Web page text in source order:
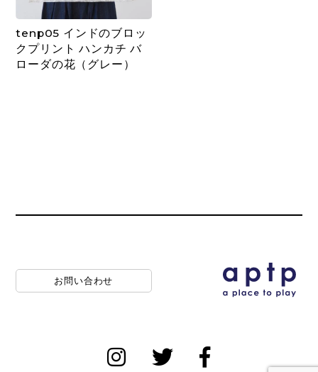
tenp05 インドのブロッ
クプリント ハンカチ バ
ローダの花（グレー）
お問い合わせ